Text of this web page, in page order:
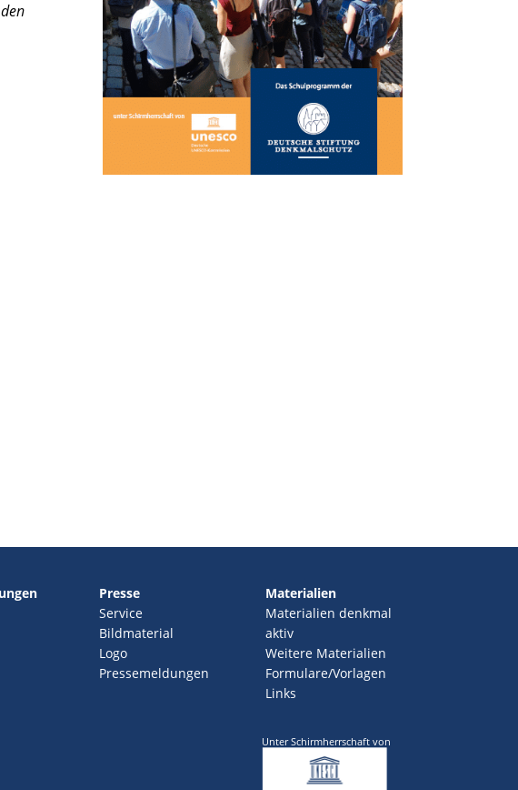
Presse
Service
Bildmaterial
Logo
Pressemeldungen
Materialien
Materialien denkmal
aktiv
Weitere Materialien
Formulare/Vorlagen
Links
Unter Schirmherrschaft von